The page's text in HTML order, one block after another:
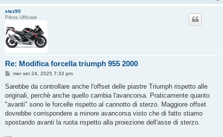
stez90
Pilota Ufficiale
Re: Modifica forcella triumph 955 2000
M
s
a
g
i
o
mer set 24, 2025 7:33 pm
Sarebbe da controllare anche l'offset delle piastre Triumph rispetto alle
originali, perchè anche quello cambia l'avancorsa. Praticamente quanto
"avanti" sono le forcelle rispetto al cannotto di sterzo. Maggiore offset
dovrebbe corrispondere a minore avancorsa visto che di fatto stiamo
spostando avanti la ruota rispetto alla proiezione dell'asse di sterzo.